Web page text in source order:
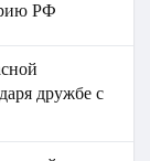
РФ
дружбе с